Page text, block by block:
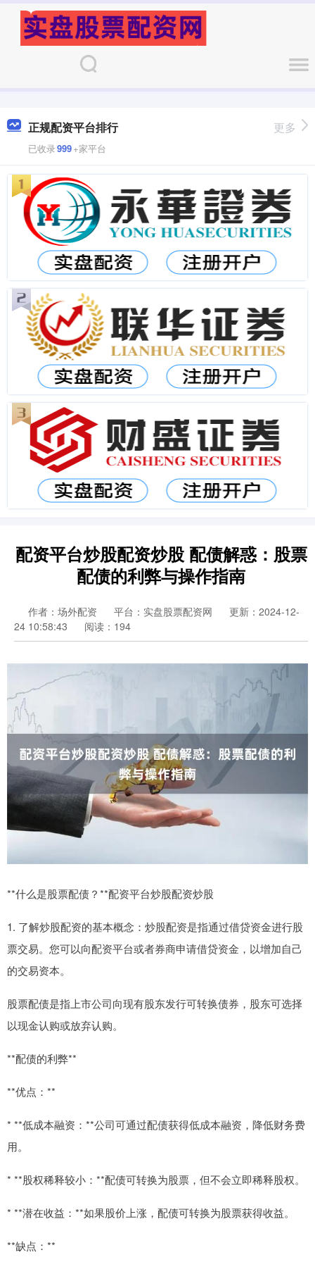
正规配资平台排行
已收录999+家平台
更多
配资平台炒股配资炒股 配债解惑：股票
配债的利弊与操作指南
作者：场外配资 平台：实盘股票配资网
更新：2024-12-
24 10:58:43
阅读：194
**什么是股票配债？**配资平台炒股配资炒股
1. 了解炒股配资的基本概念：炒股配资是指通过借贷资金进行股
票交易。您可以向配资平台或者券商申请借贷资金，以增加自己
的交易资本。
股票配债是指上市公司向现有股东发行可转换债券，股东可选择
以现金认购或放弃认购。
**配债的利弊**
**优点：**
* **低成本融资：**公司可通过配债获得低成本融资，降低财务费
用。
* **股权稀释较小：**配债可转换为股票，但不会立即稀释股权。
* **潜在收益：**如果股价上涨，配债可转换为股票获得收益。
**缺点：**